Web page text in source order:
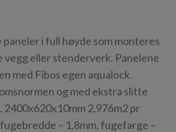
i full høyde som monteres
eller stenderverk. Panelene
med Fibos egen aqualock.
og med ekstra slitte
2400x620x10mm 2,976m2 pr
– 1,8mm, fugefarge –